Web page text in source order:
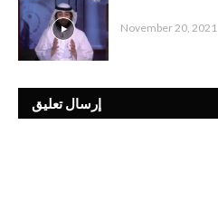
November 20, 2021
إرسال تعليق